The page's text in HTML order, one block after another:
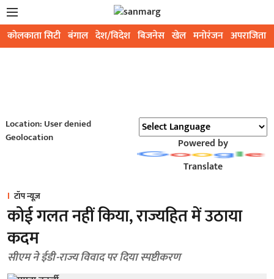
कोलकाता सिटी बंगाल देश/विदेश बिजनेस खेल मनोरंजन अपराजिता
Location: User denied
Geolocation
Powered by
Translate
टॉप न्यूज़
कोई गलत नहीं किया, राज्यहित में उठाया
कदम
सीएम ने ईडी-राज्य विवाद पर दिया स्पष्टीकरण